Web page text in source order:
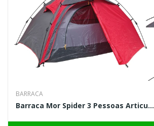
BARRACA
Barraca Mor Spider 3 Pessoas Articu...